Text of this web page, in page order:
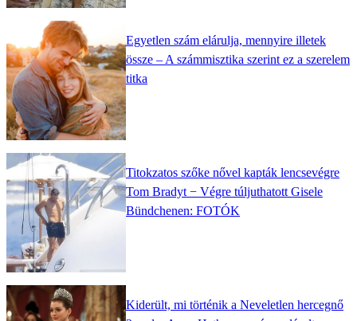
Egyetlen szám elárulja, mennyire illetek
össze – A számmisztika szerint ez a szerelem
titka
Titokzatos szőke nővel kapták lencsevégre
Tom Bradyt − Végre túljuthatott Gisele
Bündchenen: FOTÓK
Kiderült, mi történik a Neveletlen hercegnő